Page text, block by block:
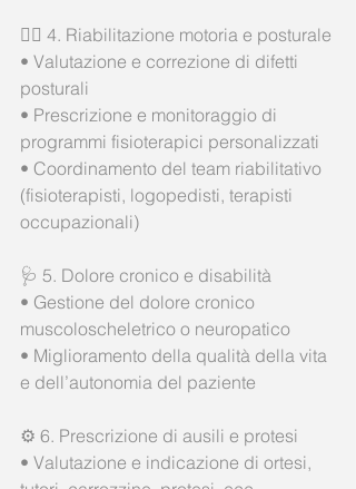
🧍‍♂️ 4. Riabilitazione motoria e posturale
• Valutazione e correzione di difetti
posturali
• Prescrizione e monitoraggio di
programmi fisioterapici personalizzati
• Coordinamento del team riabilitativo
(fisioterapisti, logopedisti, terapisti
occupazionali)
🩺 5. Dolore cronico e disabilità
• Gestione del dolore cronico
muscoloscheletrico o neuropatico
• Miglioramento della qualità della vita
e dell’autonomia del paziente
⚙️ 6. Prescrizione di ausili e protesi
• Valutazione e indicazione di ortesi,